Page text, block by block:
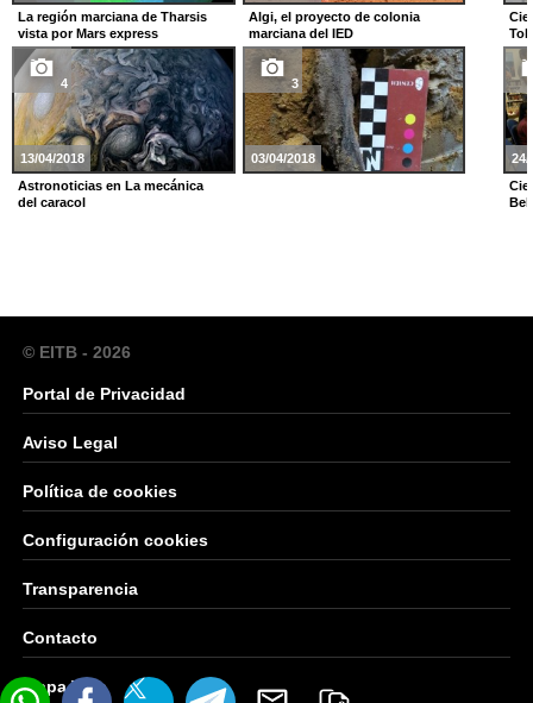
La región marciana de Tharsis
vista por Mars express
Algi, el proyecto de colonia
marciana del IED
4
13/04/2018
Astronoticias en La mecánica
del caracol
3
03/04/2018
24/
© EITB - 2026
Portal de Privacidad
Aviso Legal
Política de cookies
Configuración cookies
Transparencia
Contacto
Mapa Web